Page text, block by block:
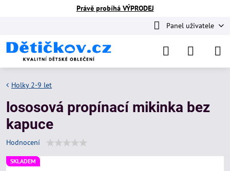
Právě probíhá VÝPRODEJ
Panel uživatele
SKLADEM
Holky 2-9 let
lososová propínací mikinka bez
kapuce
Hodnocení